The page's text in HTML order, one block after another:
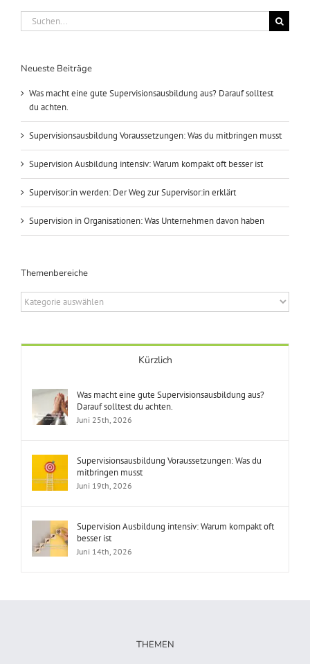
Suche
nach:
Neueste Beiträge
Was macht eine gute Supervisionsausbildung aus? Darauf solltest
du achten.
Supervisionsausbildung Voraussetzungen: Was du mitbringen musst
Supervision Ausbildung intensiv: Warum kompakt oft besser ist
Supervisor:in werden: Der Weg zur Supervisor:in erklärt
Supervision in Organisationen: Was Unternehmen davon haben
Themenbereiche
Themenbereiche
Kürzlich
Was macht eine gute Supervisionsausbildung aus?
Darauf solltest du achten.
Juni 25th, 2026
Supervisionsausbildung Voraussetzungen: Was du
mitbringen musst
Juni 19th, 2026
Supervision Ausbildung intensiv: Warum kompakt oft
besser ist
Juni 14th, 2026
THEMEN